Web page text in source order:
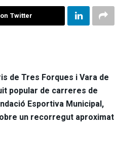
Twitter
de Tres Forques i Vara de
popular de carreres de
Esportiva Municipal,
un recorregut aproximat